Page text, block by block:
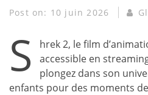
Post on: 10 juin 2026
S
hrek 2, le film
accessible en
plongez dans son
enfants pour des moments